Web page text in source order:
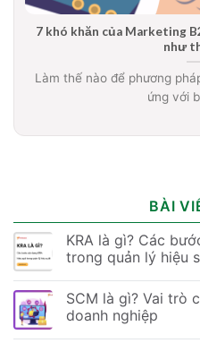
7 khó khăn của Marketing
như
Làm thế nào để phương
ứng với
BÀI
KRA là gì? Các
trong quản lý hiệu
SCM là gì? Vai trò
doanh nghiệp